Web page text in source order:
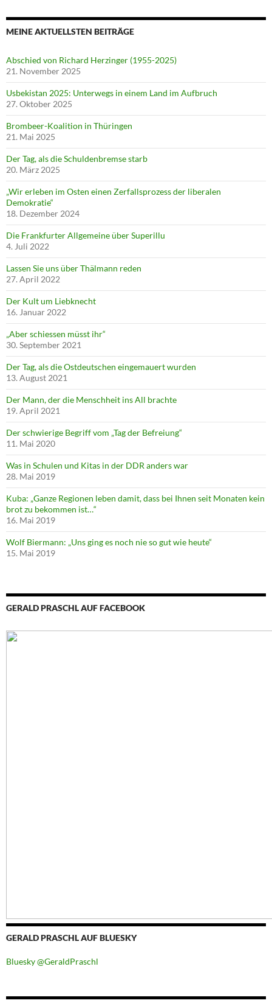
MEINE AKTUELLSTEN BEITRÄGE
Abschied von Richard Herzinger (1955-2025)
21. November 2025
Usbekistan 2025: Unterwegs in einem Land im Aufbruch
27. Oktober 2025
Brombeer-Koalition in Thüringen
21. Mai 2025
Der Tag, als die Schuldenbremse starb
20. März 2025
„Wir erleben im Osten einen Zerfallsprozess der liberalen
Demokratie“
18. Dezember 2024
Die Frankfurter Allgemeine über Superillu
4. Juli 2022
Lassen Sie uns über Thälmann reden
27. April 2022
Der Kult um Liebknecht
16. Januar 2022
„Aber schiessen müsst ihr“
30. September 2021
Der Tag, als die Ostdeutschen eingemauert wurden
13. August 2021
Der Mann, der die Menschheit ins All brachte
19. April 2021
Der schwierige Begriff vom „Tag der Befreiung“
11. Mai 2020
Was in Schulen und Kitas in der DDR anders war
28. Mai 2019
Kuba: „Ganze Regionen leben damit, dass bei Ihnen seit Monaten kein
brot zu bekommen ist…“
16. Mai 2019
Wolf Biermann: „Uns ging es noch nie so gut wie heute“
15. Mai 2019
GERALD PRASCHL AUF FACEBOOK
GERALD PRASCHL AUF BLUESKY
Bluesky @GeraldPraschl